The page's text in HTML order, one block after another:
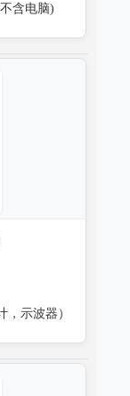
含电脑)
，示波器）